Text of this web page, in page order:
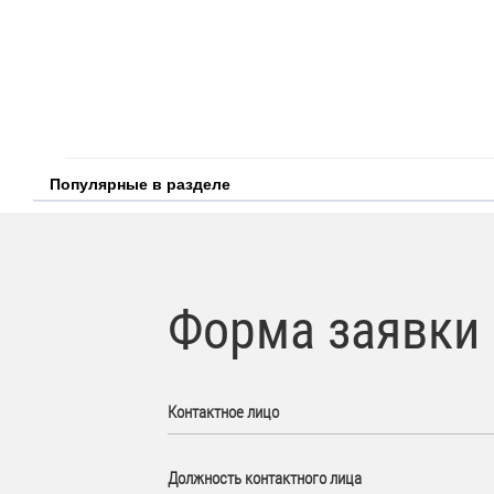
Популярные в разделе
Форма заявки
Контактное лицо
Должность контактного лица